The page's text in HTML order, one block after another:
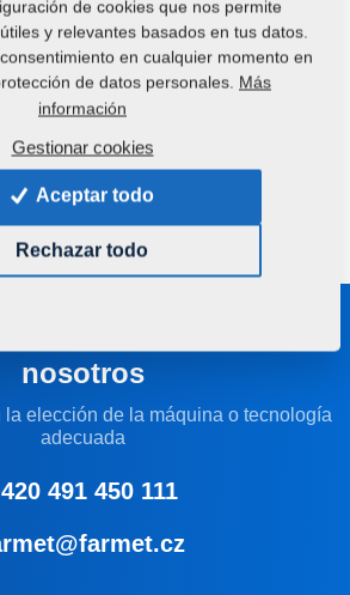
de Farmet productos de alta
comercializables: aceite de alta
(pure label, libre de hexano,
pregunta?Contáctenos.
nosotros
la elección de la máquina o tecnología
adecuada
491 450 111
de cookies que nos permite
y relevantes basados en tus datos.
en cualquier momento en
de datos personales. Más
información
Gestionar cookies
Aceptar todo
Rechazar todo